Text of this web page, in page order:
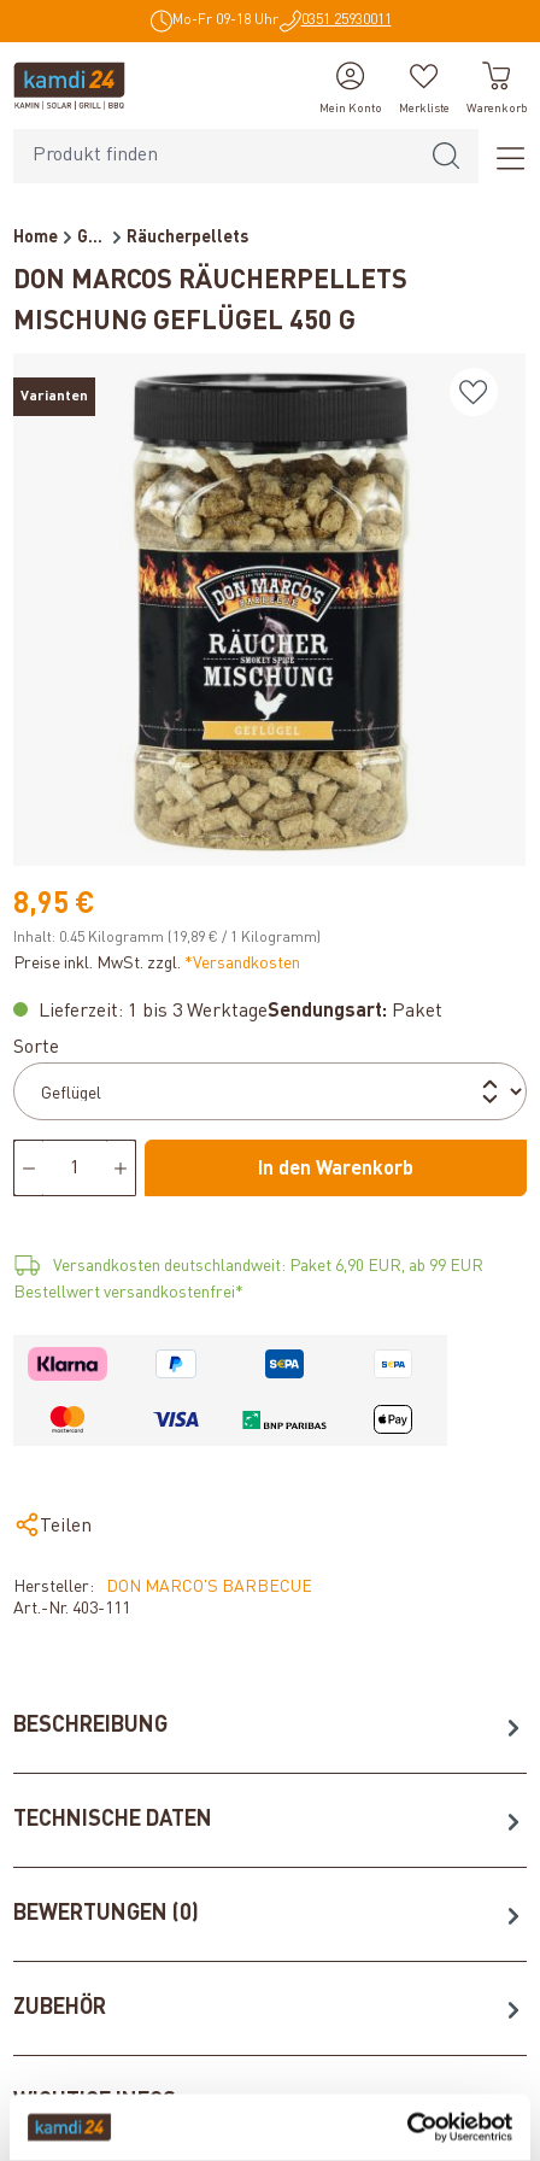
Mo-Fr 09-18 Uhr 0351 25930011
Mein Konto Merkliste Warenkorb
Home Grillzubehör Räucherpellets
DON MARCOS RÄUCHERPELLETS
MISCHUNG GEFLÜGEL 450 G
Varianten
8,95 €
Inhalt: 0.45 Kilogramm (19,89 € / 1 Kilogramm)
Preise inkl. MwSt. zzgl. *Versandkosten
Lieferzeit: 1 bis 3 WerktageSendungsart: Paket
Sorte
In den Warenkorb
Versandkosten deutschlandweit: Paket 6,90 EUR, ab 99 EUR
Bestellwert versandkostenfrei*
Teilen
Hersteller:
DON MARCO'S BARBECUE
Art.-Nr. 403-111
BESCHREIBUNG
TECHNISCHE DATEN
BEWERTUNGEN (0)
ZUBEHÖR
WICHTIGE INFOS